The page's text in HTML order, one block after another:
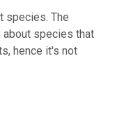
species. The
species that
hence it's not